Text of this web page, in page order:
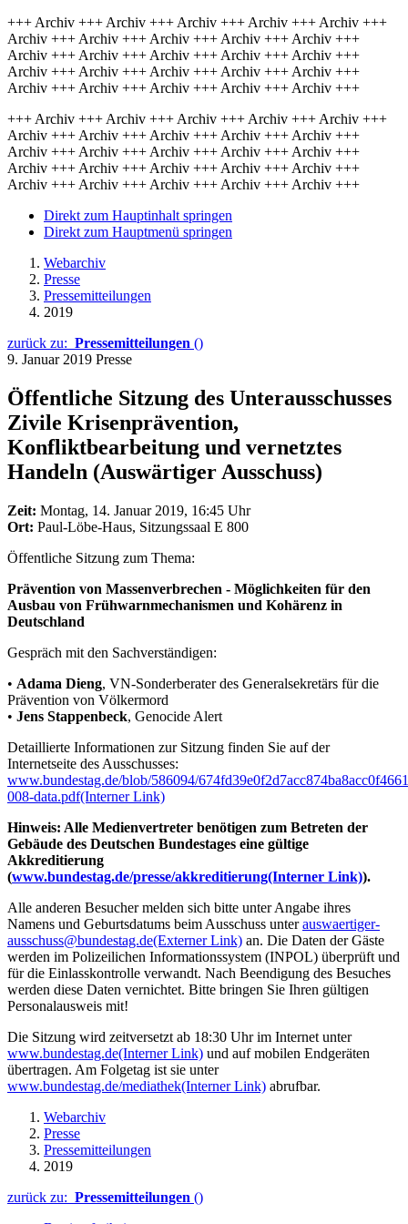
+++ Archiv +++ Archiv +++ Archiv +++ Archiv +++ Archiv +++
Archiv +++ Archiv +++ Archiv +++ Archiv +++ Archiv +++
Archiv +++ Archiv +++ Archiv +++ Archiv +++ Archiv +++
Archiv +++ Archiv +++ Archiv +++ Archiv +++ Archiv +++
Archiv +++ Archiv +++ Archiv +++ Archiv +++ Archiv +++
+++ Archiv +++ Archiv +++ Archiv +++ Archiv +++ Archiv +++
Archiv +++ Archiv +++ Archiv +++ Archiv +++ Archiv +++
Archiv +++ Archiv +++ Archiv +++ Archiv +++ Archiv +++
Archiv +++ Archiv +++ Archiv +++ Archiv +++ Archiv +++
Archiv +++ Archiv +++ Archiv +++ Archiv +++ Archiv +++
Direkt zum Hauptinhalt springen
Direkt zum Hauptmenü springen
Webarchiv
Presse
Pressemitteilungen
2019
zurück zu: Pressemitteilungen ()
9. Januar 2019 Presse
Öffentliche Sitzung des Unterausschusses
Zivile Krisenprävention,
Konfliktbearbeitung und vernetztes
Handeln (Auswärtiger Ausschuss)
Zeit: Montag, 14. Januar 2019, 16:45 Uhr
Ort: Paul-Löbe-Haus, Sitzungssaal E 800
Öffentliche Sitzung zum Thema:
Prävention von Massenverbrechen - Möglichkeiten für den
Ausbau von Frühwarnmechanismen und Kohärenz in
Deutschland
Gespräch mit den Sachverständigen:
• Adama Dieng, VN-Sonderberater des Generalsekretärs für die
Prävention von Völkermord
• Jens Stappenbeck, Genocide Alert
Detaillierte Informationen zur Sitzung finden Sie auf der
Internetseite des Ausschusses:
www.bundestag.de/blob/586094/
008-data.pdf(Interner Link)
Hinweis: Alle Medienvertreter benötigen zum Betreten der
Gebäude des Deutschen Bundestages eine gültige
Akkreditierung
(www.bundestag.de/presse/akkreditierung(Interner Link)).
Alle anderen Besucher melden sich bitte unter Angabe ihres
Namens und Geburtsdatums beim Ausschuss unterauswaertiger-
ausschuss@bundestag.de(Externer Link) an. Die Daten der Gäste
werden im Polizeilichen Informationssystem (INPOL) überprüft und
für die Einlasskontrolle verwandt. Nach Beendigung des Besuches
werden diese Daten vernichtet. Bitte bringen Sie Ihren gültigen
Personalausweis mit!
Die Sitzung wird zeitversetzt ab 18:30 Uhr im Internet unter
www.bundestag.de(Interner Link) und auf mobilen Endgeräten
übertragen. Am Folgetag ist sie unter
www.bundestag.de/mediathek(Interner Link) abrufbar.
Webarchiv
Presse
Pressemitteilungen
2019
zurück zu: Pressemitteilungen ()